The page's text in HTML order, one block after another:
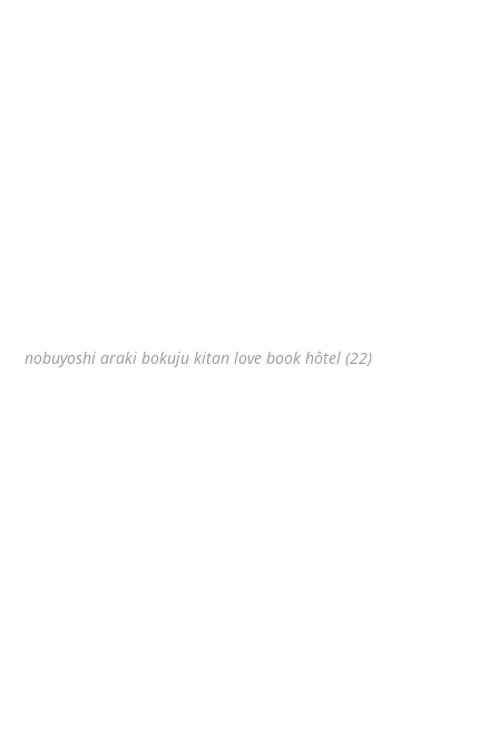
nobuyoshi araki bokuju kitan love book hôtel (22)